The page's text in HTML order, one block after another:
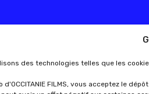
des technologies telles que les
FILMS, vous acceptez le